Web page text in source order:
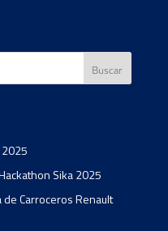
Sika 2025
Carroceros Renault